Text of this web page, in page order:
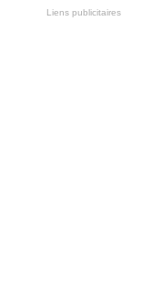
Liens publicitaires